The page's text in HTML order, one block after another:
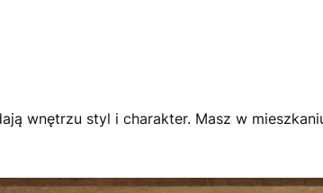
wnętrzu styl i charakter. Masz w